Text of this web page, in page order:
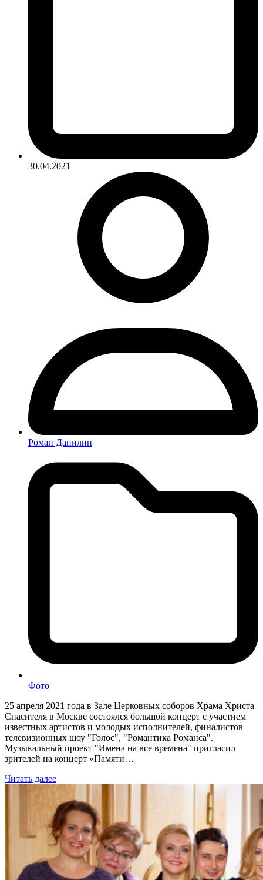
30.04.2021
Роман Данилин
Фото
25 апреля 2021 года в Зале Церковных соборов Храма Христа
Спасителя в Москве состоялся большой концерт с участием
известных артистов и молодых исполнителей, финалистов
телевизионных шоу "Голос", "Романтика Романса".
Музыкальный проект "Имена на все времена" пригласил
зрителей на концерт «Памяти…
Читать далее